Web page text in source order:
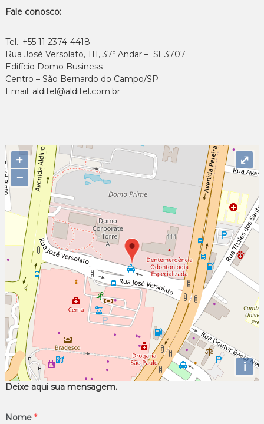
Fale conosco:
Tel.: +55 11 2374-4418
Rua José Versolato, 111, 37º Andar – Sl. 3707
Edifício Domo Business
Centro – São Bernardo do Campo/SP
Email: alditel@alditel.com.br
+
−
i
⤢
Deixe aqui sua mensagem.
Nome *